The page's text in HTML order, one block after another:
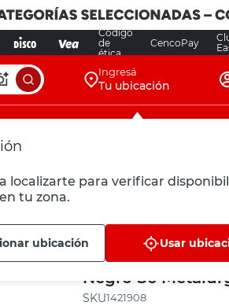
Código
de
ética
CencoPay
Ingresá
Tu ubicación
localizarte para verificar
tu zona.
ubicación Usar
Sc Metalurgica
Regatón 27 Mm
Negro Sc
:1421908